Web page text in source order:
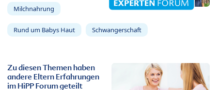
Milchnahrung
Rund um Babys Haut Schwangerschaft
Zu diesen Themen haben
andere Eltern Erfahrungen
im HiPP Forum geteilt